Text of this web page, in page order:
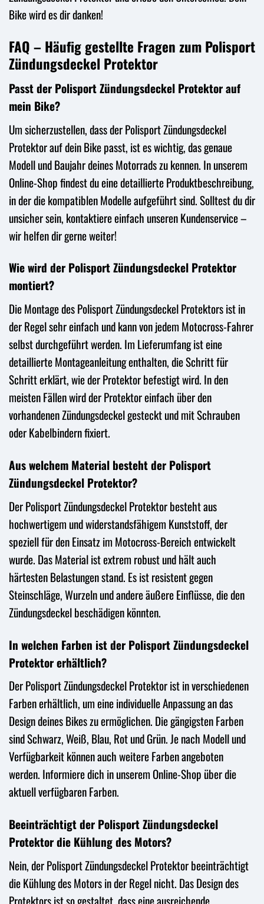
Bike wird es dir danken!
FAQ – Häufig gestellte Fragen zum Polisport
Zündungsdeckel Protektor
Passt der Polisport Zündungsdeckel Protektor auf
mein Bike?
Um sicherzustellen, dass der Polisport Zündungsdeckel
Protektor auf dein Bike passt, ist es wichtig, das genaue
Modell und Baujahr deines Motorrads zu kennen. In unserem
Online-Shop findest du eine detaillierte Produktbeschreibung,
in der die kompatiblen Modelle aufgeführt sind. Solltest du dir
unsicher sein, kontaktiere einfach unseren Kundenservice –
wir helfen dir gerne weiter!
Wie wird der Polisport Zündungsdeckel Protektor
montiert?
Die Montage des Polisport Zündungsdeckel Protektors ist in
der Regel sehr einfach und kann von jedem Motocross-Fahrer
selbst durchgeführt werden. Im Lieferumfang ist eine
detaillierte Montageanleitung enthalten, die Schritt für
Schritt erklärt, wie der Protektor befestigt wird. In den
meisten Fällen wird der Protektor einfach über den
vorhandenen Zündungsdeckel gesteckt und mit Schrauben
oder Kabelbindern fixiert.
Aus welchem Material besteht der Polisport
Zündungsdeckel Protektor?
Der Polisport Zündungsdeckel Protektor besteht aus
hochwertigem und widerstandsfähigem Kunststoff, der
speziell für den Einsatz im Motocross-Bereich entwickelt
wurde. Das Material ist extrem robust und hält auch
härtesten Belastungen stand. Es ist resistent gegen
Steinschläge, Wurzeln und andere äußere Einflüsse, die den
Zündungsdeckel beschädigen könnten.
In welchen Farben ist der Polisport Zündungsdeckel
Protektor erhältlich?
Der Polisport Zündungsdeckel Protektor ist in verschiedenen
Farben erhältlich, um eine individuelle Anpassung an das
Design deines Bikes zu ermöglichen. Die gängigsten Farben
sind Schwarz, Weiß, Blau, Rot und Grün. Je nach Modell und
Verfügbarkeit können auch weitere Farben angeboten
werden. Informiere dich in unserem Online-Shop über die
aktuell verfügbaren Farben.
Beeinträchtigt der Polisport Zündungsdeckel
Protektor die Kühlung des Motors?
Nein, der Polisport Zündungsdeckel Protektor beeinträchtigt
die Kühlung des Motors in der Regel nicht. Das Design des